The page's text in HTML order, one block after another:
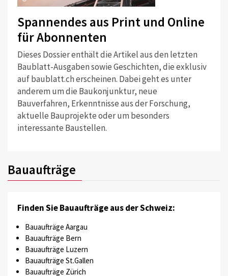
Spannendes aus Print und Online
für Abonnenten
Dieses Dossier enthält die Artikel aus den letzten
Baublatt-Ausgaben sowie Geschichten, die exklusiv
auf baublatt.ch erscheinen. Dabei geht es unter
anderem um die Baukonjunktur, neue
Bauverfahren, Erkenntnisse aus der Forschung,
aktuelle Bauprojekte oder um besonders
interessante Baustellen.
Bauaufträge
Finden Sie Bauaufträge aus der Schweiz:
Bauaufträge Aargau
Bauaufträge Bern
Bauaufträge Luzern
Bauaufträge St.Gallen
Bauaufträge Zürich